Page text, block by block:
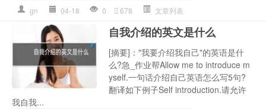
gn 04-18 0 678 文章列表
自我介绍的英文是什么
[摘要]："我要介绍我自己"的英语是什
么?急_作业帮Allow me to introduce m
yself.一句话介绍自己英语怎么写5句?
翻译如下例子Self introduction.请允许
我自我...